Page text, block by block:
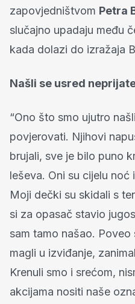
zapovjedništvom Petra
slučajno upadaju među
kada dolazi do izražaja
Našli se usred
“Ono što smo ujutro
povjerovati. Njihovi
brujali, sve je bilo puno
leševa. Oni su cijelu
Moji dečki su skidali s
si za opasač stavio
sam tamo našao.
magli u izviđanje,
Krenuli smo i srećom,
akcijama nositi naše